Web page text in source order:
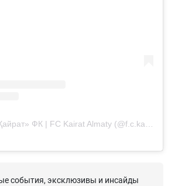
события, эксклюзивы и инсайды